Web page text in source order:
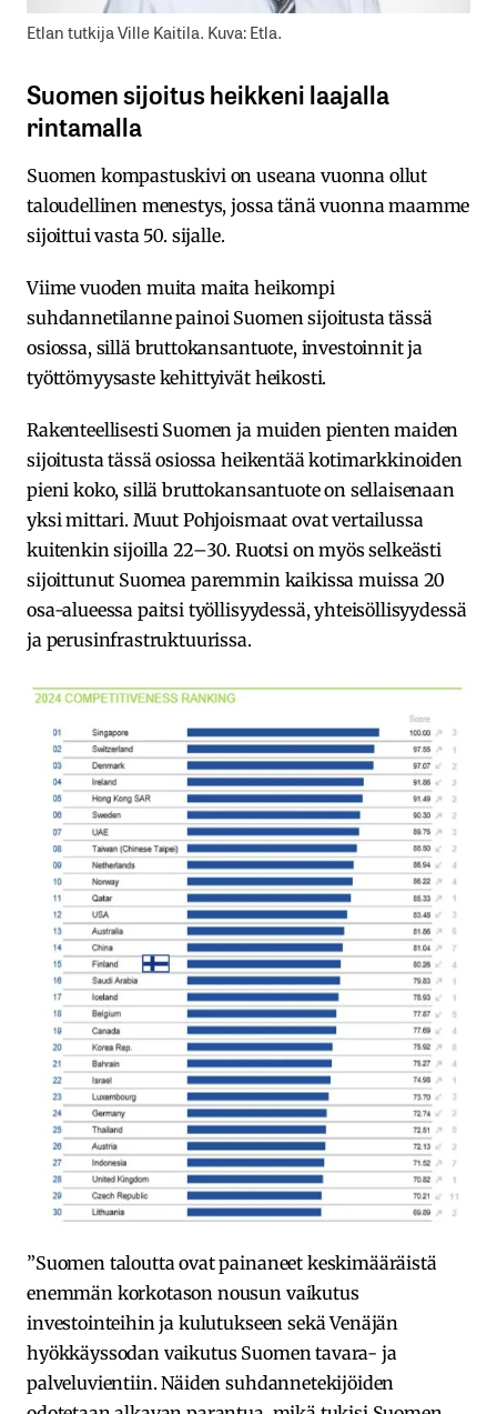
Etlan tutkija Ville Kaitila. Kuva: Etla.
Suomen sijoitus heikkeni laajalla
rintamalla
Suomen kompastuskivi on useana vuonna ollut
taloudellinen menestys, jossa tänä vuonna maamme
sijoittui vasta 50. sijalle.
Viime vuoden muita maita heikompi
suhdannetilanne painoi Suomen sijoitusta tässä
osiossa, sillä bruttokansantuote, investoinnit ja
työttömyysaste kehittyivät heikosti.
Rakenteellisesti Suomen ja muiden pienten maiden
sijoitusta tässä osiossa heikentää kotimarkkinoiden
pieni koko, sillä bruttokansantuote on sellaisenaan
yksi mittari. Muut Pohjoismaat ovat vertailussa
kuitenkin sijoilla 22–30. Ruotsi on myös selkeästi
sijoittunut Suomea paremmin kaikissa muissa 20
osa-alueessa paitsi työllisyydessä, yhteisöllisyydessä
ja perusinfrastruktuurissa.
”Suomen taloutta ovat painaneet keskimääräistä
enemmän korkotason nousun vaikutus
investointeihin ja kulutukseen sekä Venäjän
hyökkäyssodan vaikutus Suomen tavara- ja
palveluvientiin. Näiden suhdannetekijöiden